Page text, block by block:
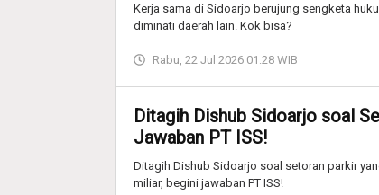
Kerja sama di Sidoarjo berujung sengketa
diminati daerah lain. Kok bisa?
Rabu, 22 Jul 2026 01:28 WIB
Ditagih Dishub Sidoarjo soal
Jawaban PT ISS!
Ditagih Dishub Sidoarjo soal setoran parkir
miliar, begini jawaban PT ISS!